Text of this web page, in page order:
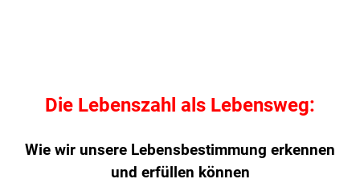
Die Lebenszahl als Lebensweg:
Wie wir unsere Lebensbestimmung erkennen
und erfüllen können